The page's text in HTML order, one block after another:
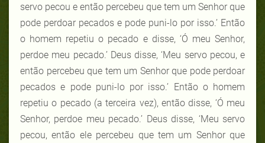
servo pecou e então percebeu que tem um Senhor que
pode perdoar pecados e pode puni-lo por isso.’ Então
o homem repetiu o pecado e disse, ‘Ó meu Senhor,
perdoe meu pecado.’ Deus disse, ‘Meu servo pecou, e
então percebeu que tem um Senhor que pode perdoar
pecados e pode puni-lo por isso.’ Então o homem
repetiu o pecado (a terceira vez), então disse, ‘Ó meu
Senhor, perdoe meu pecado.’ Deus disse, ‘Meu servo
pecou, então ele percebeu que tem um Senhor que